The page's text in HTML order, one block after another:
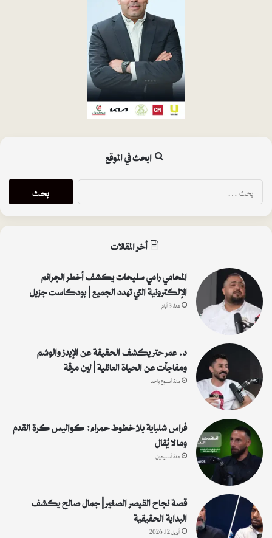
ابحث في الموقع
ب
ح
:
أخر المقالات
المحامي رامي سليحات يكشف أخطر الجرائم
الإلكترونية التي تهدد الجميع | بودكاست جزيل
منذ 3 أيام
د. عمر حتر يكشف الحقيقة عن الإيدز والوشم
ومفاجآت عن الحياة العائلية | لين مرقة
منذ أسبوع واحد
فراس شلباية بلا خطوط حمراء: كواليس كرة القدم
وما لا يُقال
منذ أسبوعين
قصة نجاح القيصر الصغير | جمال صالح يكشف
البداية الحقيقية
أبريل 12, 2026